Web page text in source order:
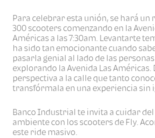
Para celebrar esta unión, se hará un
300 scooters comenzando en la
Américas a las 7:30am. Levantarte
ha sido tan emocionante cuando
pasarla genial al lado de las
explorando la Avenida Las Américas.
perspectiva a la calle que tanto
transfórmala en una experiencia sin
Banco Industrial te invita a cuidar
ambiente con los scooters de Fly.
este ride masivo.